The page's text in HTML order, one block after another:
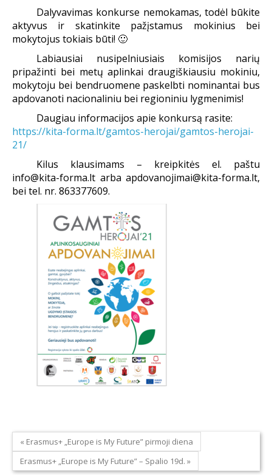
Dalyvavimas konkurse nemokamas, todėl būkite
aktyvus ir skatinkite pažįstamus mokinius bei
mokytojus tokiais būti! 🙂
Labiausiai nusipelniusiais komisijos narių
pripažinti bei metų aplinkai draugiškiausiu mokiniu,
mokytoju bei bendruomene paskelbti nominantai bus
apdovanoti nacionaliniu bei regioniniu lygmenimis!
Daugiau informacijos apie konkursą rasite:
https://kita-forma.lt/gamtos-herojai/gamtos-herojai-
21/
Kilus klausimams – kreipkitės el. paštu
info@kita-forma.lt arba apdovanojimai@kita-forma.lt,
bei tel. nr. 863377609.
« Erasmus+ „Europe is My Future” pirmoji diena
Erasmus+ „Europe is My Future” – Spalio 19d. »